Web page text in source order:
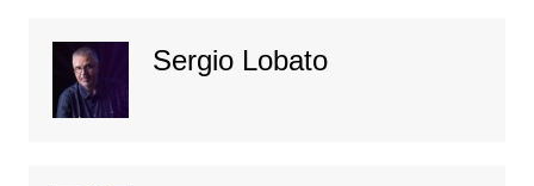
Sergio Lobato